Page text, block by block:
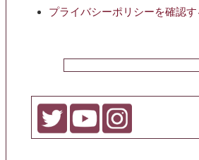
プライバシーポリシーを確認す